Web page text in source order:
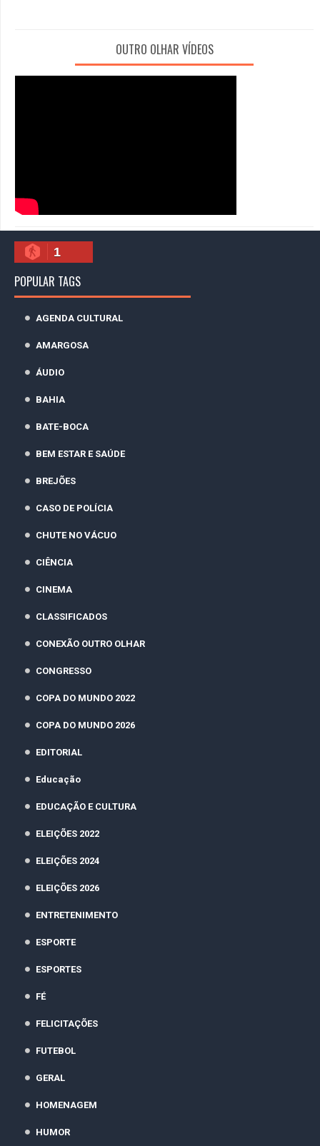
OUTRO OLHAR VÍDEOS
1
POPULAR TAGS
AGENDA CULTURAL
AMARGOSA
ÁUDIO
BAHIA
BATE-BOCA
BEM ESTAR E SAÚDE
BREJÕES
CASO DE POLÍCIA
CHUTE NO VÁCUO
CIÊNCIA
CINEMA
CLASSIFICADOS
CONEXÃO OUTRO OLHAR
CONGRESSO
COPA DO MUNDO 2022
COPA DO MUNDO 2026
EDITORIAL
Educação
EDUCAÇÃO E CULTURA
ELEIÇÕES 2022
ELEIÇÕES 2024
ELEIÇÕES 2026
ENTRETENIMENTO
ESPORTE
ESPORTES
FÉ
FELICITAÇÕES
FUTEBOL
GERAL
HOMENAGEM
HUMOR